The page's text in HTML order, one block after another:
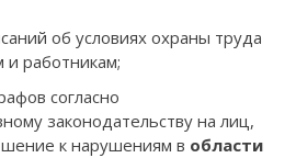
об условиях охраны труда
и работникам;
согласно
законодательству на лиц,
к нарушениям в области